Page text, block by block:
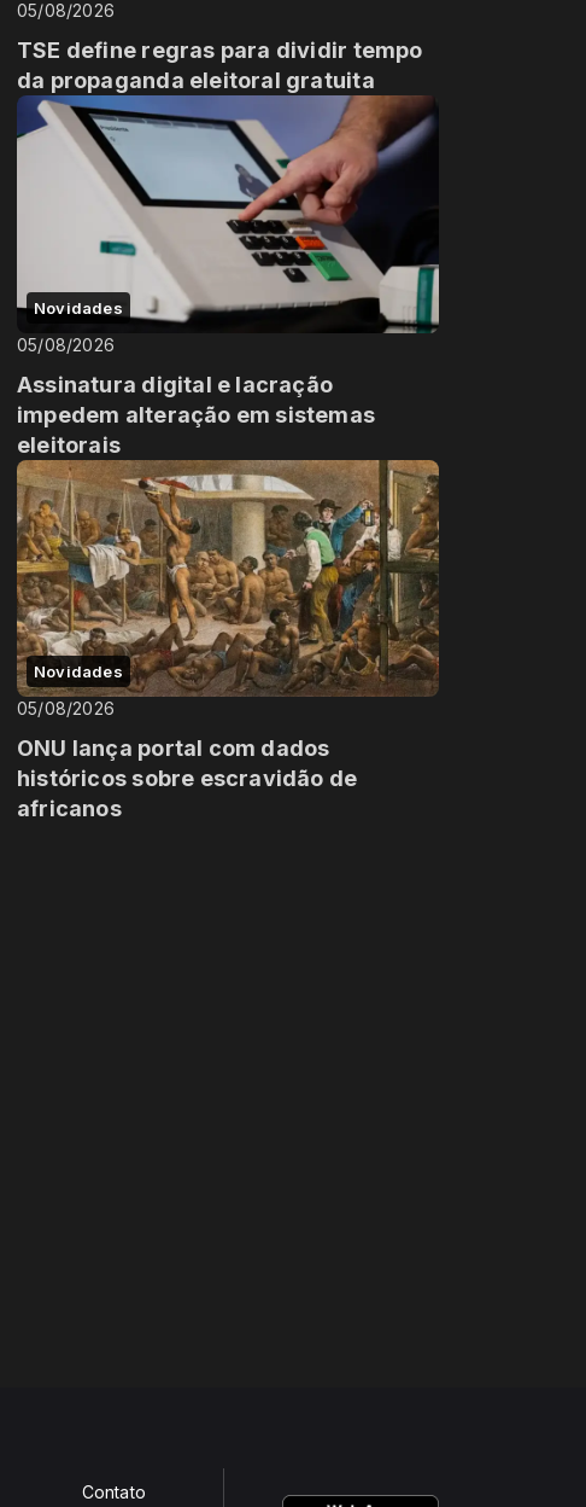
05/08/2026
TSE define regras para dividir tempo
da propaganda eleitoral gratuita
Novidades
05/08/2026
Assinatura digital e lacração
impedem alteração em sistemas
eleitorais
Novidades
05/08/2026
ONU lança portal com dados
históricos sobre escravidão de
africanos
Contato